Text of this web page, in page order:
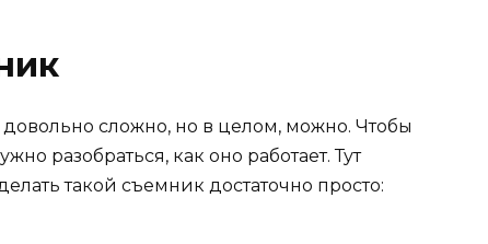
довольно сложно, но в целом, можно. Чтобы
разобраться, как оно работает. Тут
такой съемник достаточно просто: